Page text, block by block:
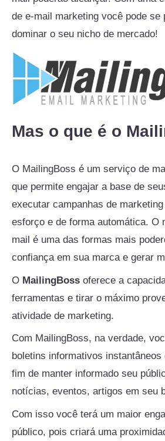
de e-mail marketing você pode se
dominar o seu nicho de mercado!
Mas o que é o
O MailingBoss é um serviço de
que permite engajar a base de
executar campanhas de
esforço e de forma automática. O
mail é uma das formas mais
confiança em sua marca e gerar
O MailingBoss oferece a
ferramentas e tirar o máximo
atividade de marketing.
Com MailingBoss, na verdade,
boletins informativos
fim de manter informado seu
notícias, eventos, artigos em seu
Com isso você terá um maior
público, pois criará uma